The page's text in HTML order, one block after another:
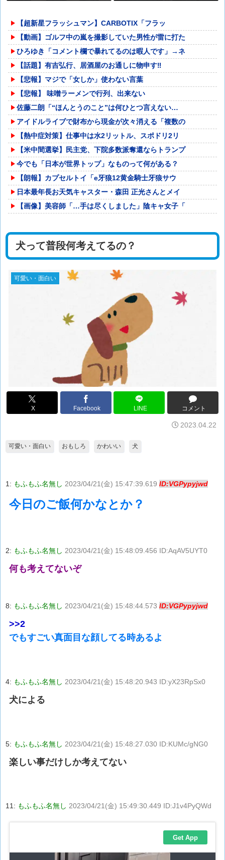
たりしてない？？」←これw w w
w w w
【超新星フラッシュマン】CARBOTIX「フラッ
【動画】ゴルフ中の嵐を撮影していた男性が雷に打た
ひろゆき「コメント欄で暴れてるのは暇人です」→ネ
【話題】有吉弘行、居酒屋のお通しに物申す‼
【悲報】マジで「女しか」使わない言葉
【悲報】 味噌ラーメンで行列、出来ない
佐藤二朗「“ほんとうのこと”は何ひとつ言えない…
アイドルライブで財布から現金が次々消える「複数の
【熱中症対策】仕事中は水2リットル、スポドリ2リ
【米中間選挙】民主党、下院多数派奪還ならトランプ
今でも「日本が世界トップ」なものって何がある？
【朗報】カプセルトイ「e牙狼12黄金騎士牙狼サウ
日本最年長お天気キャスター・森田 正光さんとメイ
【画像】美容師「…手は尽くしました」陰キャ女子「
犬って普段何考えてるの？
可愛い・面白い
X Facebook LINE コメント
2023.04.22
可愛い・面白い おもしろ かわいい 犬
1: もふもふ名無し 2023/04/21(金) 15:47:39.619 ID:VGPypyjwd
今日のご飯何かなとか？
2: もふもふ名無し 2023/04/21(金) 15:48:09.456 ID:AqAV5UYT0
何も考えてないぞ
8: もふもふ名無し 2023/04/21(金) 15:48:44.573 ID:VGPypyjwd
>>2
でもすごい真面目な顔してる時あるよ
4: もふもふ名無し 2023/04/21(金) 15:48:20.943 ID:yX23RpSx0
犬による
5: もふもふ名無し 2023/04/21(金) 15:48:27.030 ID:KUMc/gNG0
楽しい事だけしか考えてない
11: もふもふ名無し 2023/04/21(金) 15:49:30.449 ID:J1v4PyQWd